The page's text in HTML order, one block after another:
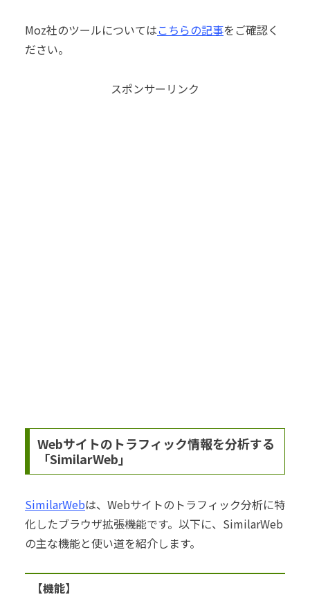
Moz社のツールについてはこちらの記事をご確認く
ださい。
スポンサーリンク
Webサイトのトラフィック情報を分析する
「SimilarWeb」
SimilarWebは、Webサイトのトラフィック分析に特
化したブラウザ拡張機能です。以下に、SimilarWeb
の主な機能と使い道を紹介します。
【機能】